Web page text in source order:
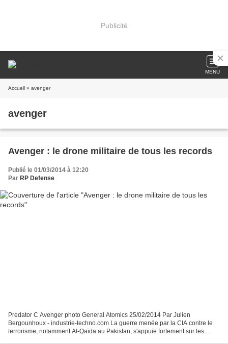
Publicité
MENU
Accueil » avenger
avenger
Avenger : le drone militaire de tous les records
Publié le 01/03/2014 à 12:20
Par RP Defense
Predator C Avenger photo General Atomics 25/02/2014 Par Julien
Bergounhoux - industrie-techno.com La guerre menée par la CIA contre le
terrorisme, notamment Al-Qaïda au Pakistan, s'appuie fortement sur les